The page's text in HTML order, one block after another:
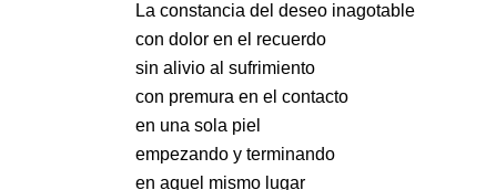
La constancia del deseo inagotable
con dolor en el recuerdo
sin alivio al sufrimiento
con premura en el contacto
en una sola piel
empezando y terminando
en aquel mismo lugar